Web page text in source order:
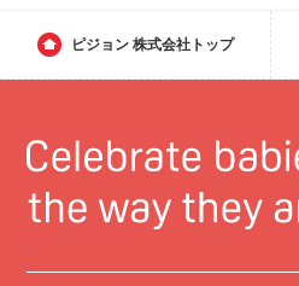
ピジョン 株式会社トップ